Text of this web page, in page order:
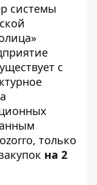
системы
с
только
на 2